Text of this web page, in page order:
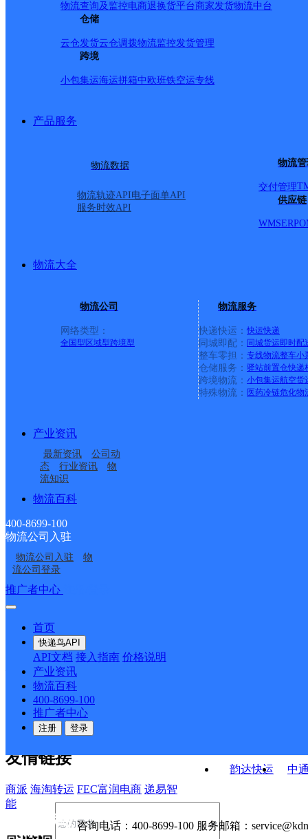
物流查询及监控电商退换货平台商家发货物流中台
仓储
云仓发货云仓调拨物流监控发货管理
跨境
小包集运海运拼箱中欧班铁空运专线
产品服务
物流数据
物流轨迹API电子面单API
服务时效API
物流
交付管理
供应链
WMSERP
物流大全
物流公司
网络类型：
全国型 区域型跨境型
物流服务
快递快运： 快运快递
同城即配： 同城货运即时配
整车零担： 专线物流整车小
仓储服务： 驿站前置仓快递
跨境物流： 小包集运航空货
特殊物流： 医药冷链危化物
产业资讯
最新资讯
公司动
态
行业资讯
物
流知识
物流百科
400-8699-100
物流公司入驻
物流公司入驻
物
流公司登录
推广者中心
首页
快递鸟API
API文档 接入指南 价格说明
产业资讯
物流百科
400-8699-100
推广者中心
注册 登录
中国邮政集团有限公司新疆维吾尔自治区叶城县
遂昌妙高
浙江遂昌公司
焦滩邮政所
黄沙腰邮政所
蔡源邮政所
水阁邮政支局
韵达快运
中
接口API
API接口 DEMO下载
关于我们
公司介绍 企业动态
合作伙伴 快递鸟接口服务协议
户隐私政策
友情链接
商派 海淘转运 FEC富润电商 递易智
能
咨询电话： 400-8699-100 服务邮箱：